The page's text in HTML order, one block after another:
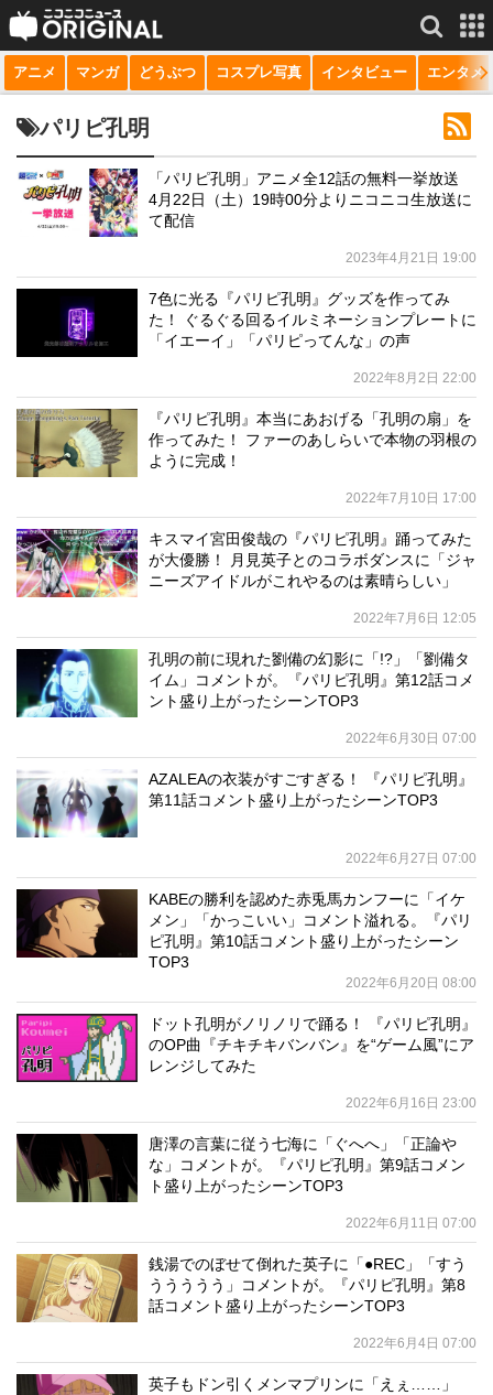
サービス一覧 もっと見る
動画
生放送
チャンネル
マンガ
アニメ マンガ どうぶつ コスプレ写真 インタビュー エンタメ
パリピ孔明
「パリピ孔明」アニメ全12話の無料一挙放送
4月22日（土）19時00分よりニコニコ生放送に
て配信
2023年4月21日 19:00
7色に光る『パリピ孔明』グッズを作ってみ
た！ ぐるぐる回るイルミネーションプレートに
「イエーイ」「パリピってんな」の声
2022年8月2日 22:00
『パリピ孔明』本当にあおげる「孔明の扇」を
作ってみた！ ファーのあしらいで本物の羽根の
ように完成！
2022年7月10日 17:00
キスマイ宮田俊哉の『パリピ孔明』踊ってみた
が大優勝！ 月見英子とのコラボダンスに「ジャ
ニーズアイドルがこれやるのは素晴らしい」
2022年7月6日 12:05
孔明の前に現れた劉備の幻影に「!?」「劉備タ
イム」コメントが。『パリピ孔明』第12話コメ
ント盛り上がったシーンTOP3
2022年6月30日 07:00
AZALEAの衣装がすごすぎる！ 『パリピ孔明』
第11話コメント盛り上がったシーンTOP3
2022年6月27日 07:00
KABEの勝利を認めた赤兎馬カンフーに「イケ
メン」「かっこいい」コメント溢れる。『パリ
ピ孔明』第10話コメント盛り上がったシーン
TOP3
2022年6月20日 08:00
ドット孔明がノリノリで踊る！ 『パリピ孔明』
のOP曲『チキチキバンバン』を“ゲーム風”にア
レンジしてみた
2022年6月16日 23:00
唐澤の言葉に従う七海に「ぐへへ」「正論や
な」コメントが。『パリピ孔明』第9話コメン
ト盛り上がったシーンTOP3
2022年6月11日 07:00
銭湯でのぼせて倒れた英子に「●REC」「すう
ううううう」コメントが。『パリピ孔明』第8
話コメント盛り上がったシーンTOP3
2022年6月4日 07:00
英子もドン引くメンマプリンに「えぇ……」